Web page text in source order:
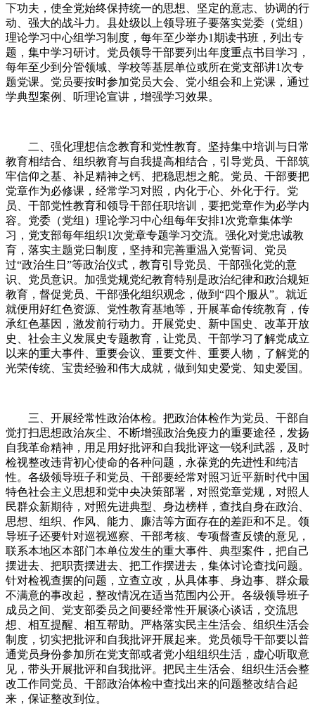
下功夫，使全党始终保持统一的思想、坚定的意志、协调的行
动、强大的战斗力。县处级以上领导班子要落实党委（党组）
理论学习中心组学习制度，每年至少举办1期读书班，列出专
题，集中学习研讨。党员领导干部要列出年度重点书目学习，
每年至少到分管领域、学校等基层单位或所在党支部讲1次专
题党课。党员要按时参加党员大会、党小组会和上党课，通过
学典型案例、听理论宣讲，增强学习效果。
二、强化理想信念教育和党性教育。坚持集中培训与日常
教育相结合、组织教育与自我提高相结合，引导党员、干部筑
牢信仰之基、补足精神之钙、把稳思想之舵。党员、干部要把
党章作为必修课，经常学习对照，内化于心、外化于行。党
员、干部党性教育和领导干部任职培训，要把党章作为必学内
容。党委（党组）理论学习中心组每年安排1次党章集体学
习，党支部每年组织1次党章专题学习交流。强化对党忠诚教
育，落实主题党日制度，坚持和完善重温入党誓词、党员
过“政治生日”等政治仪式，教育引导党员、干部强化党的意
识、党员意识。加强党规党纪教育特别是政治纪律和政治规矩
教育，督促党员、干部强化组织观念，做到“四个服从”。就近
就便用好红色资源、党性教育基地等，开展革命传统教育，传
承红色基因，激发前行动力。开展党史、新中国史、改革开放
史、社会主义发展史专题教育，让党员、干部学习了解党成立
以来的重大事件、重要会议、重要文件、重要人物，了解党的
光荣传统、宝贵经验和伟大成就，做到知史爱党、知史爱国。
三、开展经常性政治体检。把政治体检作为党员、干部自
觉打扫思想政治灰尘、不断增强政治免疫力的重要途径，发扬
自我革命精神，用足用好批评和自我批评这一锐利武器，及时
检视整改违背初心使命的各种问题，永葆党的先进性和纯洁
性。各级领导班子和党员、干部要经常对照习近平新时代中国
特色社会主义思想和党中央决策部署，对照党章党规，对照人
民群众新期待，对照先进典型、身边榜样，查找自身在政治、
思想、组织、作风、能力、廉洁等方面存在的差距和不足。领
导班子还要针对巡视巡察、干部考核、专项督查反馈的意见，
联系本地区本部门本单位发生的重大事件、典型案件，把自己
摆进去、把职责摆进去、把工作摆进去，集体讨论查找问题。
针对检视查摆的问题，立查立改，从具体事、身边事、群众最
不满意的事改起，整改情况在适当范围内公开。各级领导班子
成员之间、党支部委员之间要经常性开展谈心谈话，交流思
想、相互提醒、相互帮助。严格落实民主生活会、组织生活会
制度，切实把批评和自我批评开展起来。党员领导干部要以普
通党员身份参加所在党支部或者党小组组织生活，虚心听取意
见，带头开展批评和自我批评。把民主生活会、组织生活会整
改工作同党员、干部政治体检中查找出来的问题整改结合起
来，保证整改到位。